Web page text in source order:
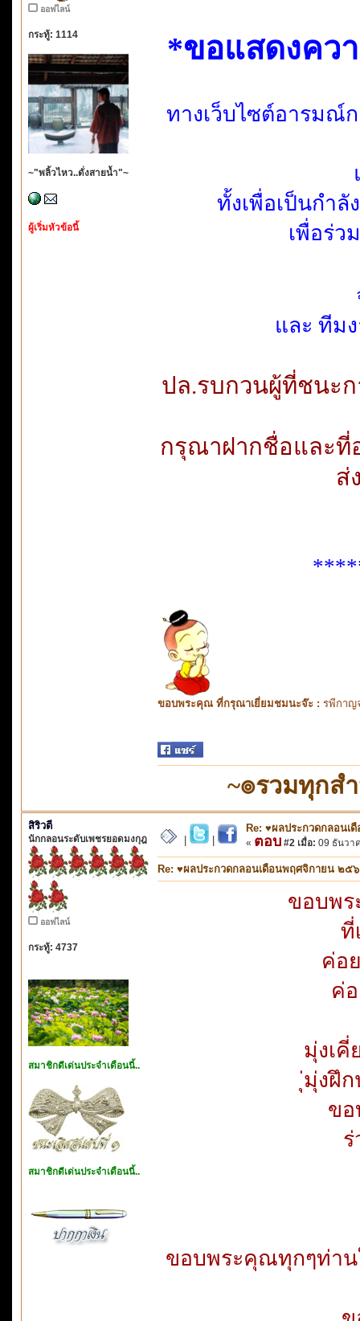
ออฟไลน์
กระทู้: 1114
~"พลิ้วไหว..ดั่งสายน้ำ"~
ผู้เริ่มหัวข้อนี้
*ขอแสดงคว
ทางเว็บไซต์อารมณ์
ทั้งเพื่อเป็นกำ
เพื่อร่ว
และ ทีม
ปล.รบกวนผู้ที่ชนะ
กรุณาฝากชื่อและที่
ส่
ขอบพระคุณ ที่กรุณาเยี่ยมชมนะจ๊ะ : รพีกาญ
~๏รวมทุกส
สิริวตี
นักกลอนระดับเพชรยอดมงกุฎ
ออฟไลน์
กระทู้: 4737
สมาชิกดีเด่นประจำเดือนนี้..
สมาชิกดีเด่นประจำเดือนนี้..
Re: ♥ผลประกวดกลอนเ
« ตอบ #2 เมื่อ: 09 ธันวา
Re: ♥ผลประกวดกลอนเดือนพฤศจิกายน ๒๕
ขอบพ
ที่
ค่อ
ค่
มุ่งเคี่
มุ่งฝึก
ข
ขอบพระคุณ​ทุกๆท่าน